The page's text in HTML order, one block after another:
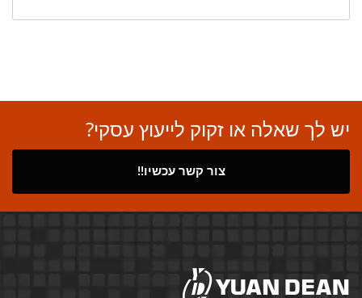
יש לך שאלה או זקוק לייעוץ עסקי?
צור קשר עכשיו!!